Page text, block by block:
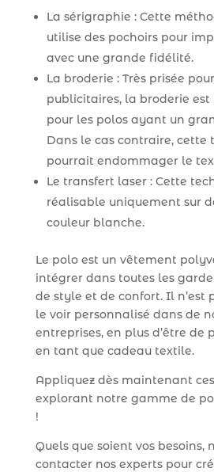
La sérigraphie : Cette
utilise des pochoirs pour
avec une grande fidélité.
La broderie : Très prisée
publicitaires, la broderie
pour les polos ayant un
Dans le cas contraire, cette
pourrait endommager le
Le transfert laser : Cette
réalisable uniquement sur
couleur blanche.
Le polo est un vêtement
intégrer dans toutes les
de style et de confort. Il n’est
le voir personnalisé dans de
entreprises, en plus d’être de
en tant que cadeau textile.
Appliquez dès maintenant
explorant notre gamme de
!
Quels que soient vos besoins,
contacter nos experts pour